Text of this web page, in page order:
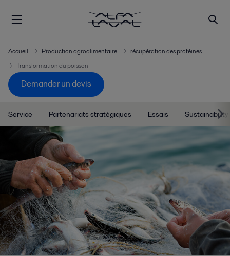
Accueil Production agroalimentaire
récupération des protéines
Transformation du poisson
Demander un devis
Service Partenariats stratégiques Essais Sustainability